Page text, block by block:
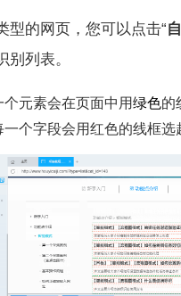
型的网页，您可以点击“
别列表。
元素会在页面中用绿色的
个字段会用红色的线框选